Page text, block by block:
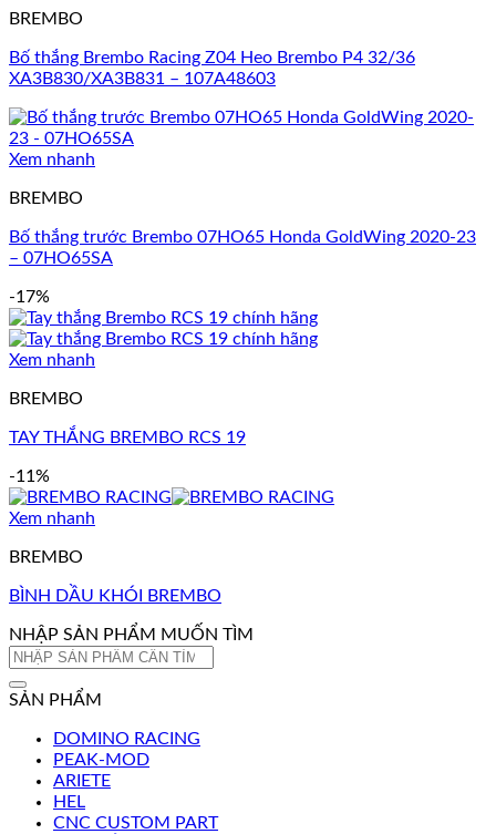
BREMBO
Bố thắng Brembo Racing Z04 Heo Brembo P4 32/36
XA3B830/XA3B831 – 107A48603
Xem nhanh
BREMBO
Bố thắng trước Brembo 07HO65 Honda GoldWing 2020-23
– 07HO65SA
-17%
Xem nhanh
BREMBO
TAY THẮNG BREMBO RCS 19
-11%
Xem nhanh
BREMBO
BÌNH DẦU KHÓI BREMBO
NHẬP SẢN PHẨM MUỐN TÌM
Tìm
SẢN PHẨM
DOMINO RACING
PEAK-MOD
ARIETE
HEL
CNC CUSTOM PART